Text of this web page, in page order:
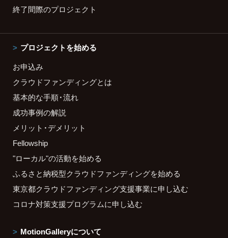
終了間際のプロジェクト
プロジェクトを始める
お申込み
クラウドファンディングとは
基本的な手順・流れ
成功事例の解説
メリット・デメリット
Fellowship
"ローカル"の活動を始める
ふるさと納税型クラウドファンディングを始める
東京都クラウドファンディング支援事業に申し込む
コロナ対策支援プログラムに申し込む
MotionGalleryについて